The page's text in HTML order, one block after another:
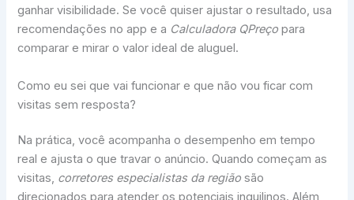
ganhar visibilidade. Se você quiser ajustar o resultado, usa
recomendações no app e a Calculadora QPreço para
comparar e mirar o valor ideal de aluguel.
Como eu sei que vai funcionar e que não vou ficar com
visitas sem resposta?
Na prática, você acompanha o desempenho em tempo
real e ajusta o que travar o anúncio. Quando começam as
visitas, corretores especialistas da região são